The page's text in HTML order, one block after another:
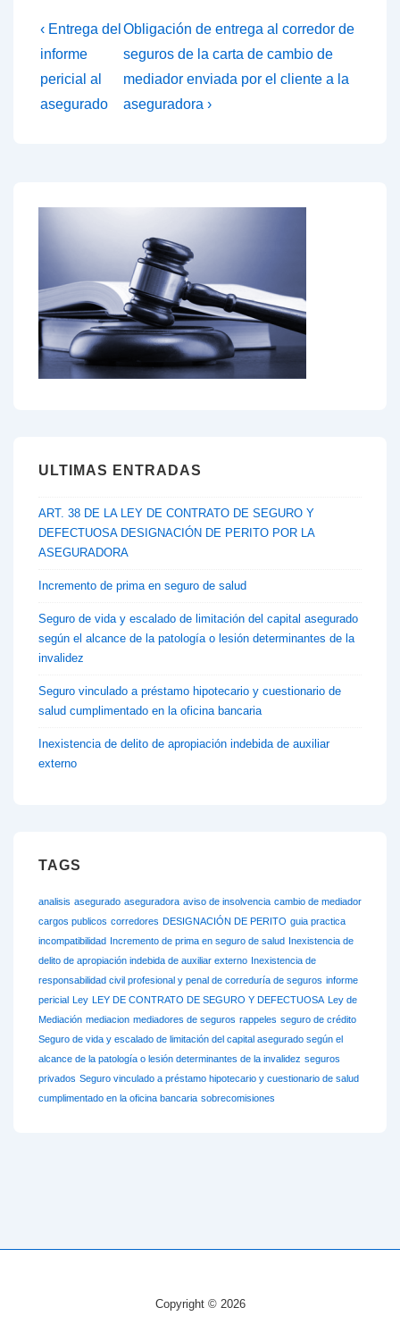
Navegación
de
entradas
La
publicación
anterior
es
‹ Entrega del
informe
pericial al
asegurado
Next
Post
es
Obligación de entrega al corredor de
seguros de la carta de cambio de
mediador enviada por el cliente a la
aseguradora ›
ULTIMAS ENTRADAS
ART. 38 DE LA LEY DE CONTRATO DE SEGURO Y
DEFECTUOSA DESIGNACIÓN DE PERITO POR LA
ASEGURADORA
Incremento de prima en seguro de salud
Seguro de vida y escalado de limitación del capital asegurado
según el alcance de la patología o lesión determinantes de la
invalidez
Seguro vinculado a préstamo hipotecario y cuestionario de
salud cumplimentado en la oficina bancaria
Inexistencia de delito de apropiación indebida de auxiliar
externo
TAGS
analisis asegurado aseguradora aviso de insolvencia cambio de mediador
cargos publicos corredores DESIGNACIÓN DE PERITO guia practica
incompatibilidad Incremento de prima en seguro de salud Inexistencia de
delito de apropiación indebida de auxiliar externo Inexistencia de
responsabilidad civil profesional y penal de correduría de seguros informe
pericial Ley LEY DE CONTRATO DE SEGURO Y DEFECTUOSA Ley de
Mediación mediacion mediadores de seguros rappeles seguro de crédito
Seguro de vida y escalado de limitación del capital asegurado según el
alcance de la patología o lesión determinantes de la invalidez seguros
privados Seguro vinculado a préstamo hipotecario y cuestionario de salud
cumplimentado en la oficina bancaria sobrecomisiones
Copyright © 2026